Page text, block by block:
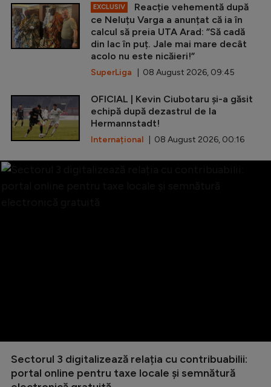
EXCLUSIV
Reacție vehementă după
ce Neluțu Varga a anunțat că ia în
calcul să preia UTA Arad: ”Să cadă
din lac în puț. Jale mai mare decât
acolo nu este nicăieri!”
SuperLiga | 08 August 2026, 09:45
OFICIAL | Kevin Ciubotaru și-a găsit
echipă după dezastrul de la
Hermannstadt!
Internațional | 08 August 2026, 00:16
Sectorul 3 digitalizează relația cu contribuabilii:
portal online pentru taxe locale și semnătură